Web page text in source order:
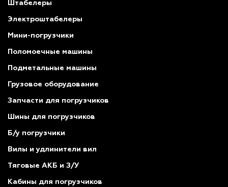
Штабелеры
Электроштабелеры
Мини-погрузчики
Поломоечные машины
Подметальные машины
Грузовое оборудование
Запчасти для погрузчиков
Шины для погрузчиков
Б/у погрузчики
Вилы и удлинители вил
Тяговые АКБ и З/У
Кабины для погрузчиков